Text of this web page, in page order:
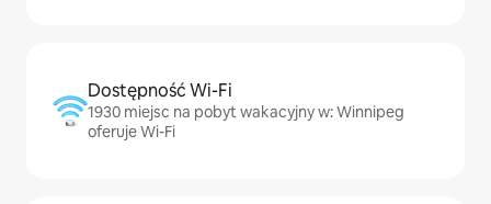
Dostępność Wi-Fi
1930 miejsc na pobyt wakacyjny w: Winnipeg
oferuje Wi-Fi